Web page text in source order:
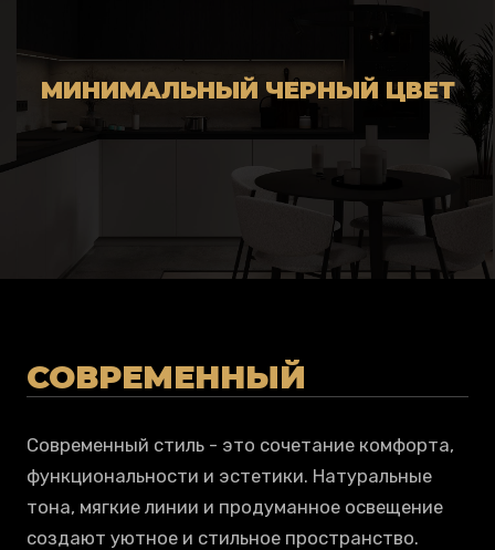
МИНИМАЛЬНЫЙ ЧЕРНЫЙ ЦВЕТ
СОВРЕМЕННЫЙ
Современный стиль - это сочетание комфорта,
функциональности и эстетики. Натуральные
тона, мягкие линии и продуманное освещение
создают уютное и стильное пространство.